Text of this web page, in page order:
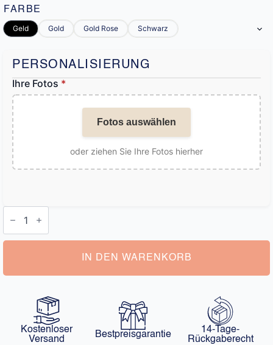
FARBE
Geld Gold Gold Rose Schwarz
PERSONALISIERUNG
Ihre Fotos *
Fotos auswählen
oder ziehen Sie Ihre Fotos hierher
Armband
mit
Foto
IN DEN WARENKORB
Kostenloser
Versand
Bestpreisgarantie
14-Tage-
Rückgaberecht